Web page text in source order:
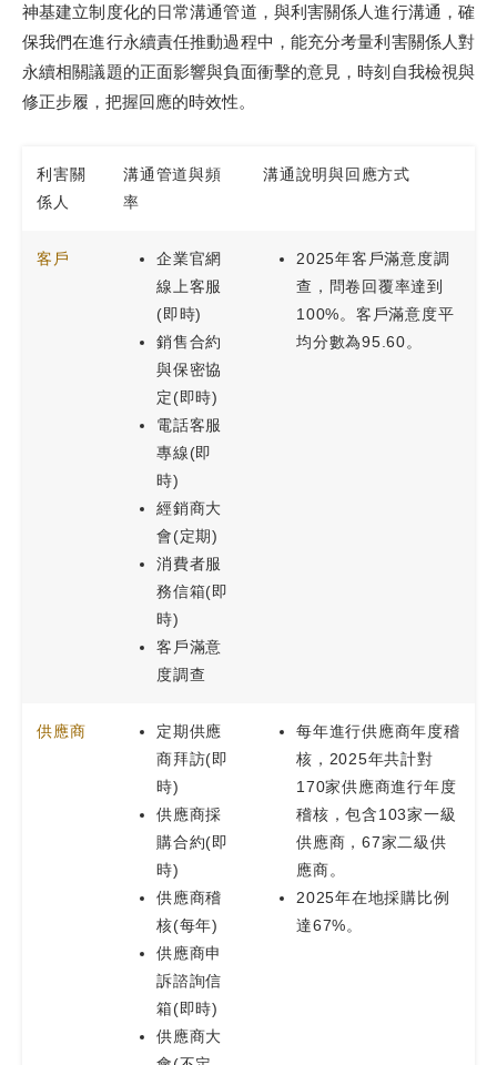
神基建立制度化的日常溝通管道，與利害關係人進行溝通，確
保我們在進行永續責任推動過程中，能充分考量利害關係人對
永續相關議題的正面影響與負面衝擊的意見，時刻自我檢視與
修正步履，把握回應的時效性。
利害關
係人
溝通管道與頻
率
溝通說明與回應方式
客戶
企業官網
線上客服
(即時)
銷售合約
與保密協
定(即時)
電話客服
專線(即
時)
經銷商大
會(定期)
消費者服
務信箱(即
時)
客戶滿意
度調查
2025年客戶滿意度調
查，問卷回覆率達到
100%。客戶滿意度平
均分數為95.60。
供應商
定期供應
商拜訪(即
時)
供應商採
購合約(即
時)
供應商稽
核(每年)
供應商申
訴諮詢信
箱(即時)
供應商大
每年進行供應商年度稽
核，2025年共計對
170家供應商進行年度
稽核，包含103家一級
供應商，67家二級供
應商。
2025年在地採購比例
達67%。